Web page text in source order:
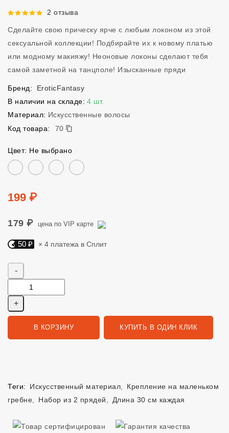
Рейтинг 5 из 5.2 отзыва
Сделайте свою прическу ярче с любым локоном из этой
сексуальной коллекции! Подбирайте их к новому платью
или модному макияжу! Неоновые локоны сделают тебя
самой заметной на танцполе! Изысканные пряди
Бренд:
EroticFantasy
В наличии на складе: 4 шт.
Материал: Искусственные волосы
Код товара:
70
70
Цвет: Не выбрано
Цвет
Цена
199 ₽
179 ₽ цена по VIP карте
Яндекс Сплит. 50 руб, 4 платежа в Сплит
50 ₽ × 4 платежа в Сплит
В КОРЗИНУ КУПИТЬ В ОДИН КЛИК
Теги: Искусственный материал
Крепление на маленьком
гребне
Набор из 2 прядей Длина 30 см каждая